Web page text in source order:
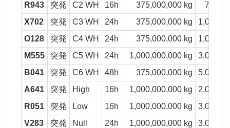
R943
突発 C2 WH 16h 375,000,000 kg
X702
突発 C3 WH 24h 375,000,000 kg
O128
突発 C4 WH 24h 375,000,000 kg
M555
突発 C5 WH 24h 1,000,000,000 kg
B041
突発 C6 WH 48h 375,000,000 kg
A641
突発 High 16h 1,000,000,000 kg
R051
突発 Low 16h 1,000,000,000 kg
V283
突発 Null 24h 1,000,000,000 kg